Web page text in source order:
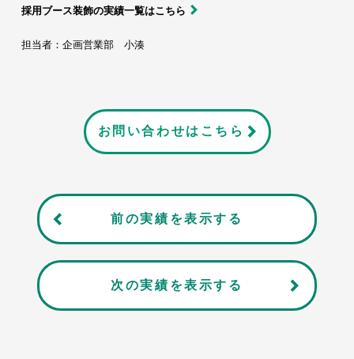
採用ブース装飾の実績一覧はこちら
担当者：企画営業部 小湊
お問い合わせはこちら
前の実績を表示する
次の実績を表示する